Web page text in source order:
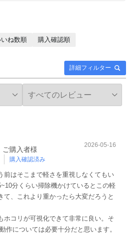
詳細フィルター
いね数順
購入確認順
ご購入者様
購入確認済み
2026-05-16
前はそこまで軽さを重視しなくてもい
分くらい掃除機かけているとこの軽
て、これより重かったら大変だろうと
ホコリが可視化できて非常に良い。そ
作については必要十分だと思います。